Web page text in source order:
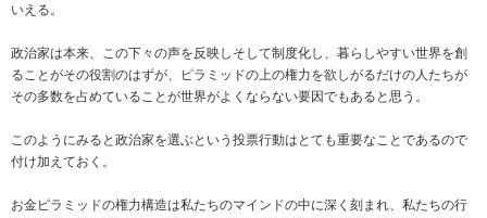
いえる。
政治家は本来、この下々の声を反映しそして制度化し、暮らしやすい世界を創
ることがその役割のはずが、ピラミッドの上の権力を欲しがるだけの人たちが
その多数を占めていることが世界がよくならない要因でもあると思う。
このようにみると政治家を選ぶという投票行動はとても重要なことであるので
付け加えておく。
お金ピラミッドの権力構造は私たちのマインドの中に深く刻まれ、私たちの行